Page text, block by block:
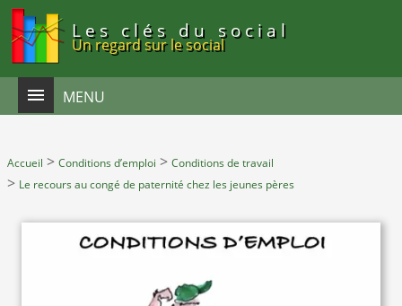
Les clés du social
Un regard sur le social
MENU
Accueil > Conditions d’emploi > Conditions de travail
> Le recours au congé de paternité chez les jeunes pères
Panneau de gestion des cookies